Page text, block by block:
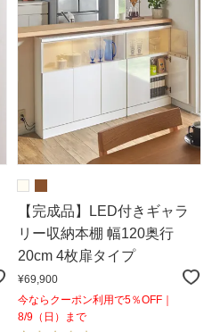
【完成品】LED付きギャラ
リー収納本棚 幅120奥行
20cm 4枚扉タイプ
¥69,900
今ならクーポン利用で5％OFF｜
8/9（日）まで